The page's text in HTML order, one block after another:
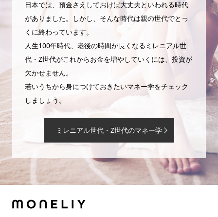
日本では、預金さえしておけば大丈夫といわれる時代
がありました。しかし、そんな時代は親の世代でとっ
くに終わっています。
人生100年時代、老後の時間が長くなるミレニアル世
代・Z世代がこれからお金を増やしていくには、投資が
欠かせません。
若いうちから身につけておきたいマネー学をチェック
しましょう。
ミレニアル世代・Z世代のマネー学